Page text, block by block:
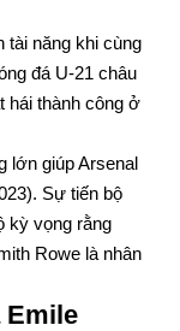
tài năng khi cùng
đá U-21 châu
hái thành công ở
lớn giúp Arsenal
Sự tiến bộ
kỳ vọng rằng
Rowe là nhân
Emile